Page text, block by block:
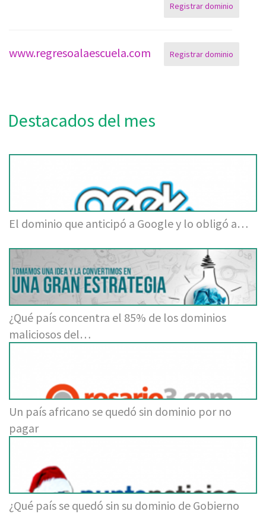
Registrar dominio
www.regresoalaescuela.com Registrar dominio
Destacados del mes
El dominio que anticipó a Google y lo obligó a…
¿Qué país concentra el 85% de los dominios
maliciosos del…
Un país africano se quedó sin dominio por no
pagar
¿Qué país se quedó sin su dominio de Gobierno